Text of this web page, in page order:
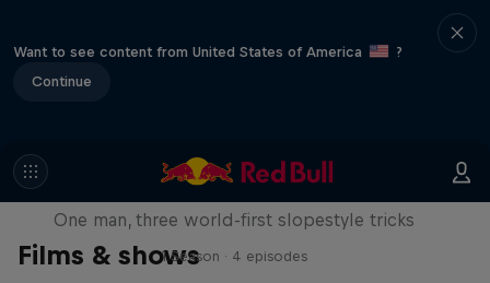
Want to see content from United States of America
?
Continue
Films & shows
Jones
One man, three world-first slopestyle tricks
1 Season · 4 episodes